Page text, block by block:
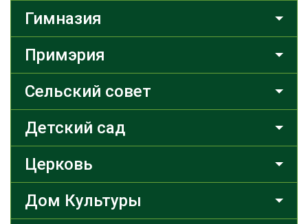
Гимназия
Примэрия
Сельский совет
Детский сад
Церковь
Дом Культуры